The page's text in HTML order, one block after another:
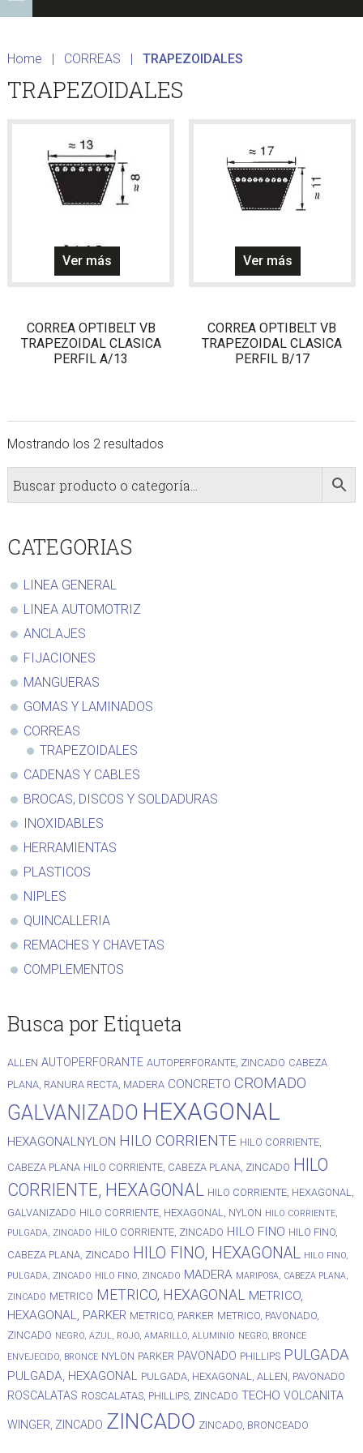
Home CORREAS TRAPEZOIDALES
TRAPEZOIDALES
Ver más
CORREA OPTIBELT VB
TRAPEZOIDAL CLASICA
PERFIL A/13
Ver más
CORREA OPTIBELT VB
TRAPEZOIDAL CLASICA
PERFIL B/17
Mostrando los 2 resultados
sidebar
Store
Sidebar
CATEGORIAS
LINEA GENERAL
LINEA AUTOMOTRIZ
ANCLAJES
FIJACIONES
MANGUERAS
GOMAS Y LAMINADOS
CORREAS
TRAPEZOIDALES
CADENAS Y CABLES
BROCAS, DISCOS Y SOLDADURAS
INOXIDABLES
HERRAMIENTAS
PLASTICOS
NIPLES
QUINCALLERIA
REMACHES Y CHAVETAS
COMPLEMENTOS
Busca por Etiqueta
ALLEN AUTOPERFORANTE AUTOPERFORANTE, ZINCADO CABEZA
PLANA, RANURA RECTA, MADERA CONCRETO CROMADO
GALVANIZADO HEXAGONAL
HEXAGONALNYLON HILO CORRIENTE HILO CORRIENTE,
CABEZA PLANA HILO CORRIENTE, CABEZA PLANA, ZINCADO HILO
CORRIENTE, HEXAGONAL HILO CORRIENTE, HEXAGONAL,
GALVANIZADO HILO CORRIENTE, HEXAGONAL, NYLON HILO CORRIENTE,
PULGADA, ZINCADO HILO CORRIENTE, ZINCADO HILO FINO HILO FINO,
CABEZA PLANA, ZINCADO HILO FINO, HEXAGONAL HILO FINO,
PULGADA, ZINCADO HILO FINO, ZINCADO MADERA MARIPOSA, CABEZA PLANA,
ZINCADO METRICO METRICO, HEXAGONAL METRICO,
HEXAGONAL, PARKER METRICO, PARKER METRICO, PAVONADO,
ZINCADO NEGRO, AZUL, ROJO, AMARILLO, ALUMINIO NEGRO, BRONCE
ENVEJECIDO, BRONCE NYLON PARKER PAVONADO PHILLIPS PULGADA
PULGADA, HEXAGONAL PULGADA, HEXAGONAL, ALLEN, PAVONADO
ROSCALATAS ROSCALATAS, PHILLIPS, ZINCADO TECHO VOLCANITA
WINGER, ZINCADO ZINCADO ZINCADO, BRONCEADO